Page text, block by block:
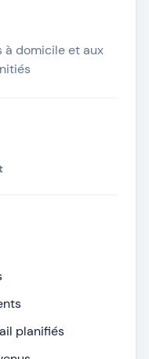
à domicile et aux
planifiés